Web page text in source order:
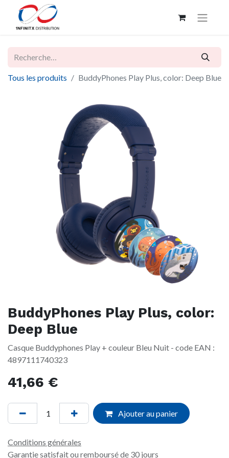
Tous les produits BuddyPhones Play Plus, color: Deep Blue
BuddyPhones Play Plus, color:
Deep Blue
Casque Buddyphones Play + couleur Bleu Nuit - code EAN :
4897111740323
41,66 €
Ajouter au panier
Conditions générales
Garantie satisfait ou remboursé de 30 jours